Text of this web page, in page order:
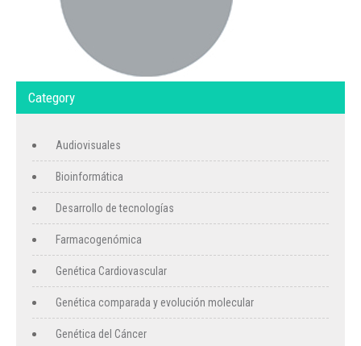
Category
Audiovisuales
Bioinformática
Desarrollo de tecnologías
Farmacogenómica
Genética Cardiovascular
Genética comparada y evolución molecular
Genética del Cáncer